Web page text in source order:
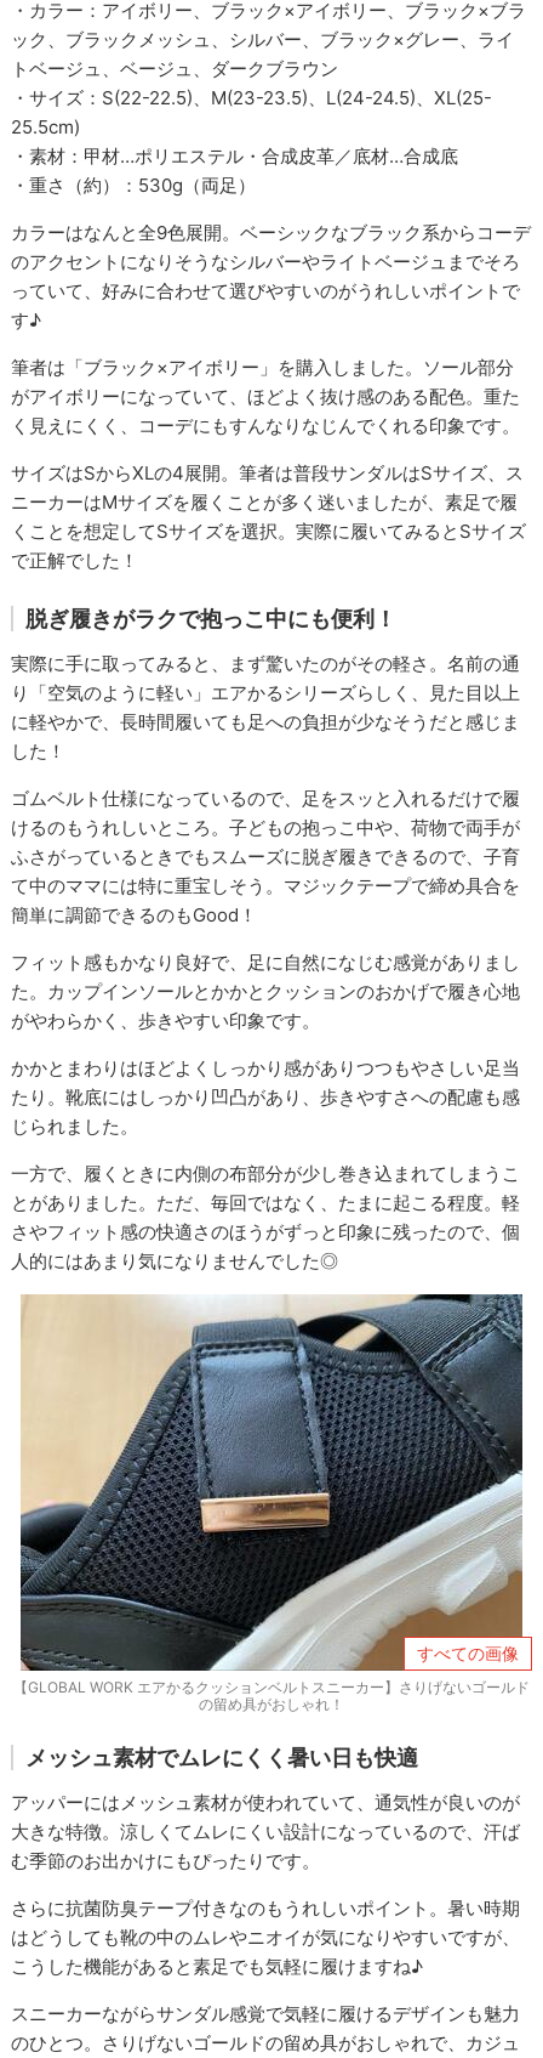
・カラー：アイボリー、ブラック×アイボリー、ブラック×ブラ
ック、ブラックメッシュ、シルバー、ブラック×グレー、ライ
トベージュ、ベージュ、ダークブラウン
・サイズ：S(22-22.5)、M(23-23.5)、L(24-24.5)、XL(25-
25.5cm)
・素材：甲材…ポリエステル・合成皮革／底材…合成底
・重さ（約）：530g（両足）
カラーはなんと全9色展開。ベーシックなブラック系からコーデ
のアクセントになりそうなシルバーやライトベージュまでそろ
っていて、好みに合わせて選びやすいのがうれしいポイントで
す♪
筆者は「ブラック×アイボリー」を購入しました。ソール部分
がアイボリーになっていて、ほどよく抜け感のある配色。重た
く見えにくく、コーデにもすんなりなじんでくれる印象です。
サイズはSからXLの4展開。筆者は普段サンダルはSサイズ、ス
ニーカーはMサイズを履くことが多く迷いましたが、素足で履
くことを想定してSサイズを選択。実際に履いてみるとSサイズ
で正解でした！
脱ぎ履きがラクで抱っこ中にも便利！
実際に手に取ってみると、まず驚いたのがその軽さ。名前の通
り「空気のように軽い」エアかるシリーズらしく、見た目以上
に軽やかで、長時間履いても足への負担が少なそうだと感じま
した！
ゴムベルト仕様になっているので、足をスッと入れるだけで履
けるのもうれしいところ。子どもの抱っこ中や、荷物で両手が
ふさがっているときでもスムーズに脱ぎ履きできるので、子育
て中のママには特に重宝しそう。マジックテープで締め具合を
簡単に調節できるのもGood！
フィット感もかなり良好で、足に自然になじむ感覚がありまし
た。カップインソールとかかとクッションのおかげで履き心地
がやわらかく、歩きやすい印象です。
かかとまわりはほどよくしっかり感がありつつもやさしい足当
たり。靴底にはしっかり凹凸があり、歩きやすさへの配慮も感
じられました。
一方で、履くときに内側の布部分が少し巻き込まれてしまうこ
とがありました。ただ、毎回ではなく、たまに起こる程度。軽
さやフィット感の快適さのほうがずっと印象に残ったので、個
人的にはあまり気になりませんでした◎
すべての画像
【GLOBAL WORK エアかるクッションベルトスニーカー】さりげないゴールド
の留め具がおしゃれ！
メッシュ素材でムレにくく暑い日も快適
アッパーにはメッシュ素材が使われていて、通気性が良いのが
大きな特徴。涼しくてムレにくい設計になっているので、汗ば
む季節のお出かけにもぴったりです。
さらに抗菌防臭テープ付きなのもうれしいポイント。暑い時期
はどうしても靴の中のムレやニオイが気になりやすいですが、
こうした機能があると素足でも気軽に履けますね♪
スニーカーながらサンダル感覚で気軽に履けるデザインも魅力
のひとつ。さりげないゴールドの留め具がおしゃれで、カジュ